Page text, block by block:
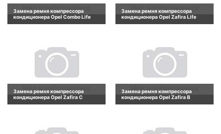
Замена ремня компрессора
кондиционера Opel Combo Life
Замена ремня компрессора
кондиционера Opel Zafira Life
Замена ремня компрессора
кондиционера Opel Zafira C
Замена ремня компрессора
кондиционера Opel Zafira B